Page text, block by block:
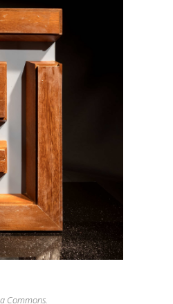
Commons.